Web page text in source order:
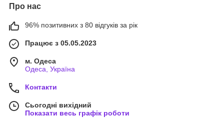
Про нас
96% позитивних з 80 відгуків за рік
Працює з 05.05.2023
м. Одеса
Одеса, Україна
Контакти
Сьогодні вихідний
Показати весь графік роботи